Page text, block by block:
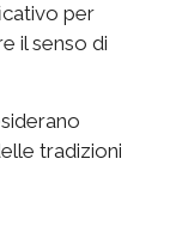
per
il senso di
tradizioni